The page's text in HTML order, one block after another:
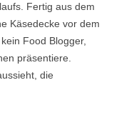
Fertig aus dem
Käsedecke vor dem
Food Blogger,
präsentiere.
die